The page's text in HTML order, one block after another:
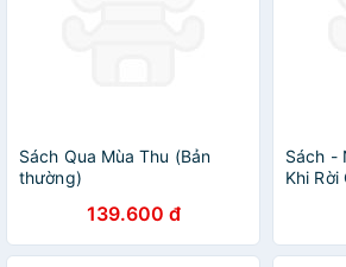
Sách Qua Mùa Thu (Bản
thường)
139.600 đ
Sách -
Khi Rời